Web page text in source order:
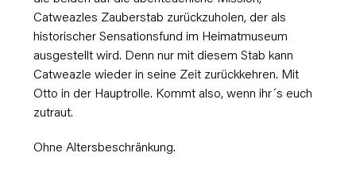
Catweazles Zauberstab zurückzuholen, der als
historischer Sensationsfund im Heimatmuseum
ausgestellt wird. Denn nur mit diesem Stab kann
Catweazle wieder in seine Zeit zurückkehren. Mit
Otto in der Hauptrolle. Kommt also, wenn ihr´s euch
zutraut.
Ohne Altersbeschränkung.